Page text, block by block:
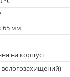
65 мм
на корпусі
вологозахищений)